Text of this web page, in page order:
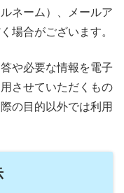
ネーム）、メールア
場合がございます。
や必要な情報を電子
させていただくもの
の目的以外では利用